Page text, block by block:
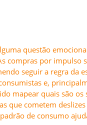
questão
compras por impulso
seguir a regra da
e,
mapear quais são
que cometem
de consumo